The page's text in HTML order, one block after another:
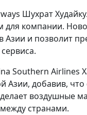
Шухрат
для компании.
Азии и позволит
Southern Airlines
добавив, что
воздушные
странами.